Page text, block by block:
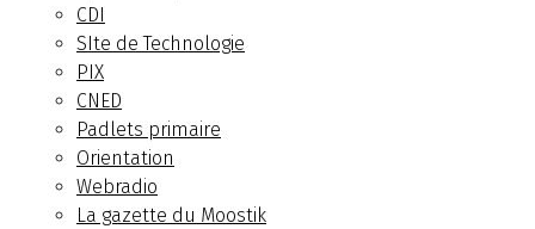
CDI
SIte de Technologie
PIX
CNED
Padlets primaire
Orientation
Webradio
La gazette du Moostik